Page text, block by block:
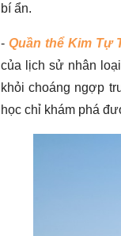
bí ẩn.
- Quần thể Kim Tự
của lịch sử nhân
khỏi choáng ngợp
học chỉ khám phá